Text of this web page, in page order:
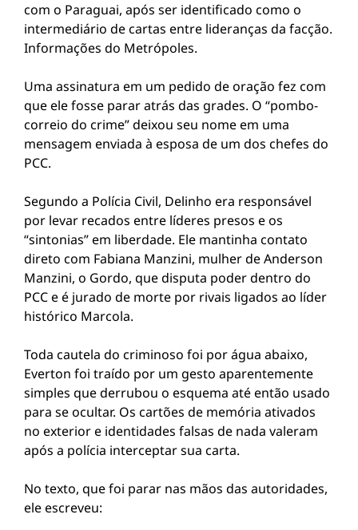
com o Paraguai, após ser identificado como o
intermediário de cartas entre lideranças da facção.
Informações do Metrópoles.
Uma assinatura em um pedido de oração fez com
que ele fosse parar atrás das grades. O “pombo-
correio do crime” deixou seu nome em uma
mensagem enviada à esposa de um dos chefes do
PCC.
Segundo a Polícia Civil, Delinho era responsável
por levar recados entre líderes presos e os
“sintonias” em liberdade. Ele mantinha contato
direto com Fabiana Manzini, mulher de Anderson
Manzini, o Gordo, que disputa poder dentro do
PCC e é jurado de morte por rivais ligados ao líder
histórico Marcola.
Toda cautela do criminoso foi por água abaixo,
Everton foi traído por um gesto aparentemente
simples que derrubou o esquema até então usado
para se ocultar. Os cartões de memória ativados
no exterior e identidades falsas de nada valeram
após a polícia interceptar sua carta.
No texto, que foi parar nas mãos das autoridades,
ele escreveu: